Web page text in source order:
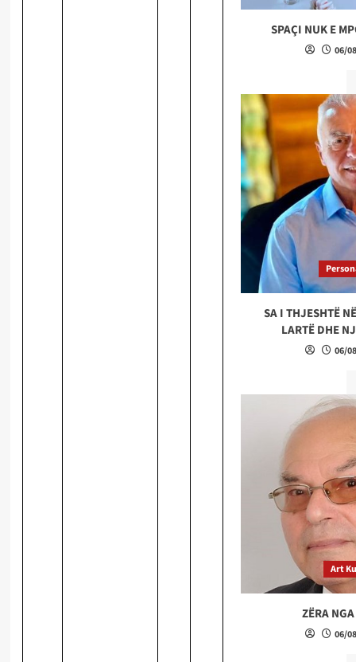
SPAÇI NUK E
06/
SA I THJESHTË
LARTË DHE
06/
Art
ZËRA
06/